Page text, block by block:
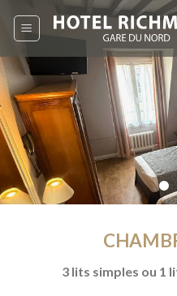
3 lits simples ou 1